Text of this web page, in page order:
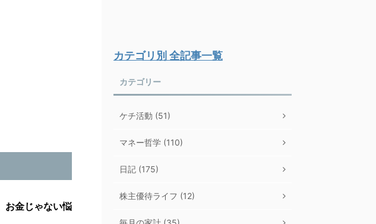
お金じゃない悩
カテゴリ別 全記事一覧
カテゴリー
ケチ活動 (51)
マネー哲学 (110)
日記 (175)
株主優待ライフ (12)